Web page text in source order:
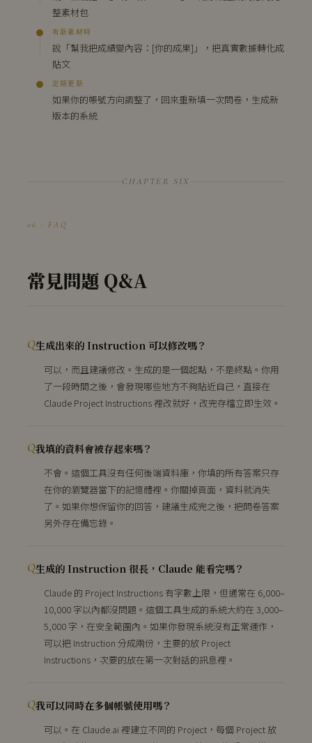
整素材包
有新素材時
說「幫我把成績變內容：[你的成果]」，把真實數據轉化成
貼文
定期更新
如果你的帳號方向調整了，回來重新填一次問卷，生成新
版本的系統
CHAPTER SIX
06 · FAQ
常見問題 Q&A
生成出來的 Instruction 可以修改嗎？
可以，而且建議修改。生成的是一個起點，不是終點。你用
了一段時間之後，會發現哪些地方不夠貼近自己，直接在
Claude Project Instructions 裡改就好，改完存檔立即生效。
我填的資料會被存起來嗎？
不會。這個工具沒有任何後端資料庫，你填的所有答案只存
在你的瀏覽器當下的記憶體裡。你關掉頁面，資料就消失
了。如果你想保留你的回答，建議生成完之後，把問卷答案
另外存在備忘錄。
生成的 Instruction 很長，Claude 能看完嗎？
Claude 的 Project Instructions 有字數上限，但通常在 6,000–
10,000 字以內都沒問題。這個工具生成的系統大約在 3,000–
5,000 字，在安全範圍內。如果你發現系統沒有正常運作，
可以把 Instruction 分成兩份，主要的放 Project
Instructions，次要的放在第一次對話的訊息裡。
我可以同時在多個帳號使用嗎？
可以。在 Claude.ai 裡建立不同的 Project，每個 Project 放